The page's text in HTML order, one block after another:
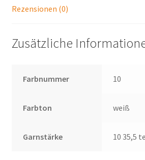
Rezensionen (0)
Zusätzliche
Farbnummer 10
Farbton weiß
Garnstärke 10 35,5